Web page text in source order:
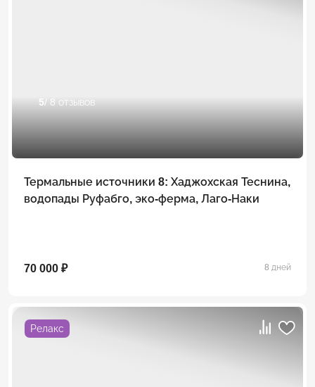
5/ 8 отзывов
Термальные источники 8: Хаджохская Теснина,
водопады Руфабго, эко-ферма, Лаго-Наки
70 000 ₽ 8 дней
Релакс